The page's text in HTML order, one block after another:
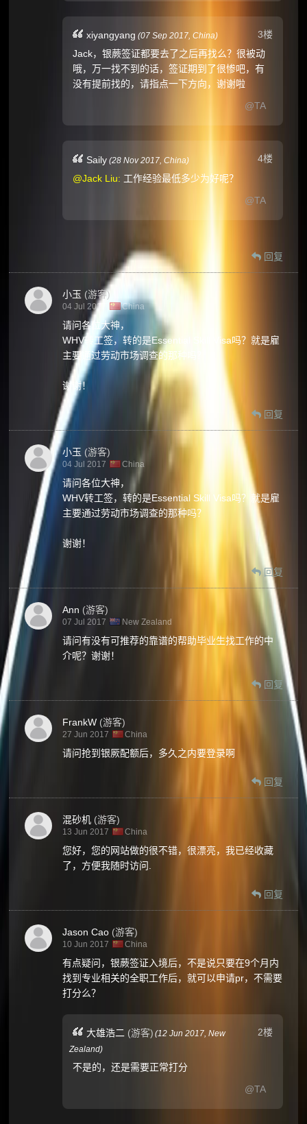
3楼
xiyangyang (07 Sep 2017,China)
Jack，银蕨签证都要去了之后再找么？很被动
哦，万一找不到的话，签证期到了很惨吧，有
没有提前找的，请指点一下方向，谢谢啦
@TA
4楼
Saily (28 Nov 2017,China)
@Jack Liu: 工作经验最低多少为好呢？
@TA
回复
小玉 (游客)
04 Jul 2017 China
请问各位大神，
WHV转工签，转的是Essential Skill Visa吗？就是雇
主要通过劳动市场调查的那种吗？
谢谢！
回复
小玉 (游客)
04 Jul 2017 China
请问各位大神，
WHV转工签，转的是Essential Skill Visa吗？就是雇
主要通过劳动市场调查的那种吗？
谢谢！
回复
Ann (游客)
07 Jul 2017 New Zealand
请问有没有可推荐的靠谱的帮助毕业生找工作的中
介呢？谢谢！
回复
FrankW (游客)
27 Jun 2017 China
请问抢到银厥配额后，多久之内要登录啊
回复
混砂机 (游客)
13 Jun 2017 China
您好，您的网站做的很不错，很漂亮，我已经收藏
了，方便我随时访问.
回复
Jason Cao (游客)
10 Jun 2017 China
有点疑问，银蕨签证入境后，不是说只要在9个月内
找到专业相关的全职工作后，就可以申请pr，不需要
打分么？
2楼
大雄浩二 (游客) (12 Jun 2017,New
Zealand)
不是的，还是需要正常打分
@TA